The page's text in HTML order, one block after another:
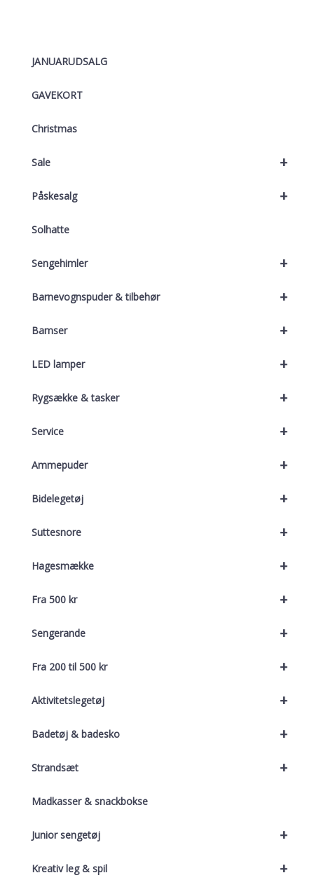
JANUARUDSALG
GAVEKORT
Christmas
+
Sale
+
Påskesalg
Solhatte
+
Sengehimler
+
Barnevognspuder & tilbehør
+
Bamser
+
LED lamper
+
Rygsække & tasker
+
Service
+
Ammepuder
+
Bidelegetøj
+
Suttesnore
+
Hagesmække
+
Fra 500 kr
+
Sengerande
+
Fra 200 til 500 kr
+
Aktivitetslegetøj
+
Badetøj & badesko
+
Strandsæt
Madkasser & snackbokse
+
Junior sengetøj
+
Kreativ leg & spil